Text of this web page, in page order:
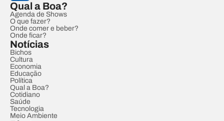
Qual a Boa?
Agenda de Shows
O que fazer?
Onde comer e beber?
Onde ficar?
Notícias
Bichos
Cultura
Economia
Educação
Política
Qual a Boa?
Cotidiano
Saúde
Tecnologia
Meio Ambiente